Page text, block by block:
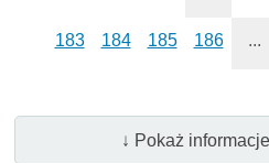
183 184 185 186 ...
↓ Pokaż